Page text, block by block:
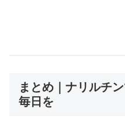
まとめ｜ナリルチ
毎日を